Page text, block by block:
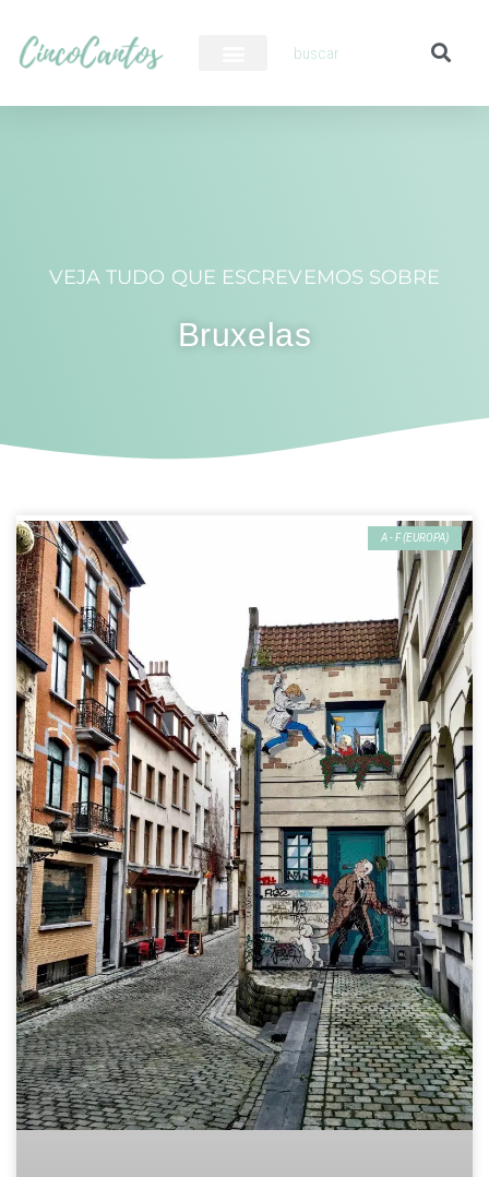
VEJA TUDO QUE ESCREVEMOS SOBRE
Bruxelas
A - F (EUROPA)